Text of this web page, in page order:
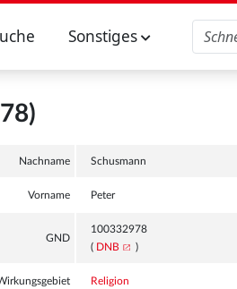
Sonstiges
Nachname Schusmann
Vorname Peter
GND
100332978
( DNB )
Religion